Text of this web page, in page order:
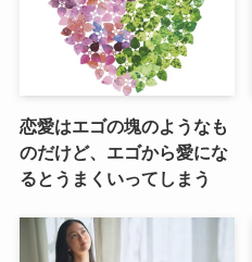
恋愛はエゴの塊のようなも
のだけど、エゴから愛にな
るとうまくいってしまう